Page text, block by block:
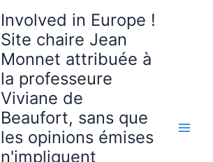
Involved in Europe !
Site chaire Jean
Monnet attribuée à
la professeure
Viviane de
Beaufort, sans que
les opinions émises
n'impliquent